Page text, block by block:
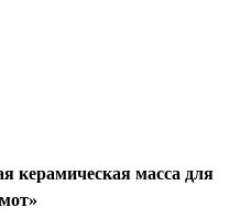
керамическая масса для